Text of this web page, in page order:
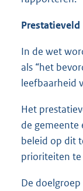
Prestatieveld
In de wet
als “het
leefbaarheid
Het
de
beleid op dit
prioriteiten te
De